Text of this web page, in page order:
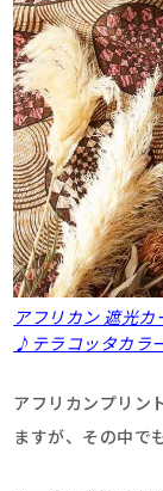
アフリカン 遮光カ
♪テラコッタカラ
アフリカンプリン
ますが、その中で